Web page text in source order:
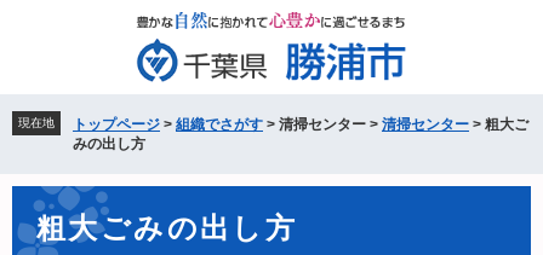
先
頭
す。
を
飛
し
現在地 トップページ > 組織でさがす > 清掃センター > 清掃センター > 粗大ご
みの出し方
文 粗大ごみの出し方